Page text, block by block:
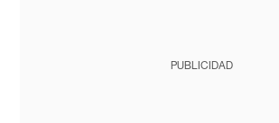
PUBLICIDAD